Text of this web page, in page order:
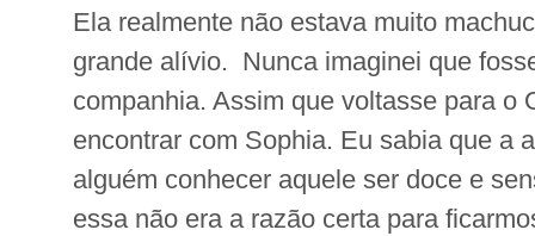
Ela realmente não estava muito
grande alívio. Nunca imaginei que
companhia. Assim que voltasse para o
encontrar com Sophia. Eu sabia que a
alguém conhecer aquele ser doce e
essa não era a razão certa para